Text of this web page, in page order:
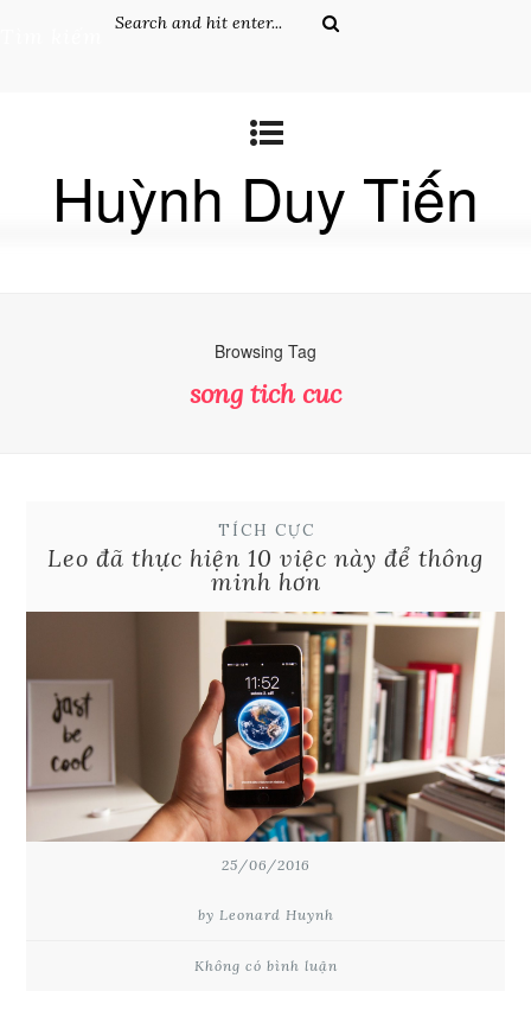
Huỳnh Duy Tiến
Browsing Tag
song tich cuc
TÍCH CỰC
Leo đã thực hiện 10 việc này để thông
minh hơn
25/06/2016
by Leonard Huynh
Không có bình luận